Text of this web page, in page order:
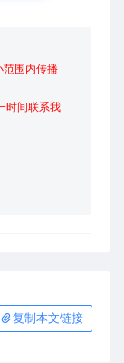
范围内传播
时间联系我
复制本文链接